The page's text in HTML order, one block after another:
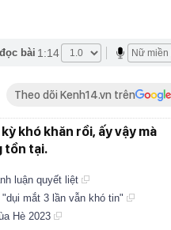
bài 1:14
Theo dõi Kenh14.vn trên
khó khăn rồi, ấy vậy mà
tồn tại.
luận quyết liệt
mắt 3 lần vẫn khó tin"
Hè 2023